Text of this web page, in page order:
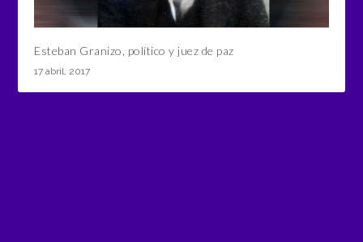
Esteban Granizo, político y juez de paz
17 abril, 2017